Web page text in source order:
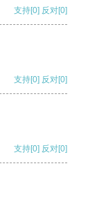
支持[0] 反对[0]
支持[0] 反对[0]
支持[0] 反对[0]